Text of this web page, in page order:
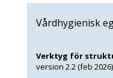
Vårdhygienisk
Verktyg för
version 2.2 (feb 2026)